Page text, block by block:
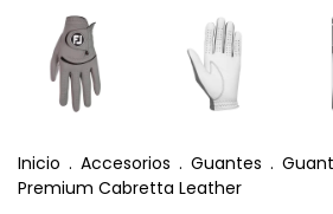
Inicio . Accesorios . Guantes .
Premium Cabretta Leather